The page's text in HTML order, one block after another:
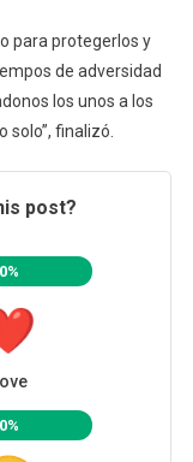
para protegerlos y
de adversidad
los unos a los
finalizó.
post?
0%
0%